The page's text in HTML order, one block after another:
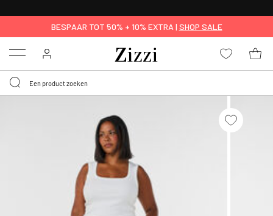
BESPAAR TOT 50% + 10% EXTRA | SHOP SALE
Menu